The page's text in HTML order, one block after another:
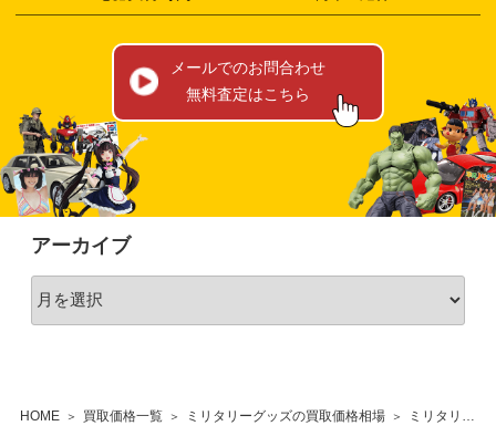
HOME 買取価格一覧 ミリタリーグッズの買取価格相場 ミリタリーラジコンの買取価格相場
メールでのお問合わせ
無料査定はこちら
アーカイブ